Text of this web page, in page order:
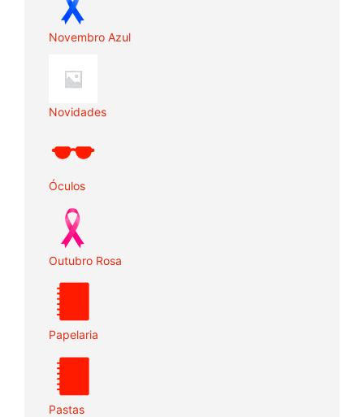
Novembro Azul
Novidades
Óculos
Outubro Rosa
Papelaria
Pastas